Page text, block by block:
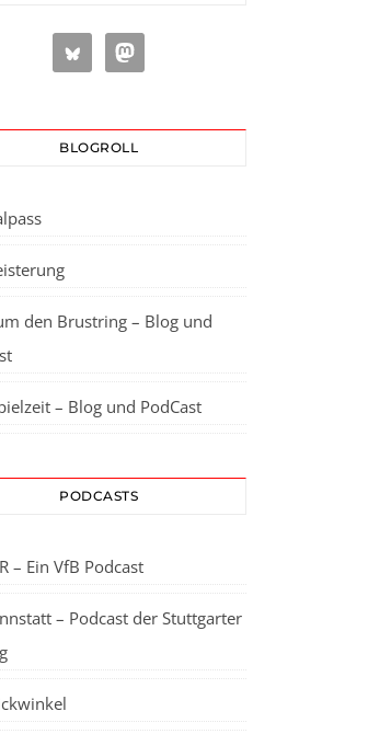
BLOGROLL
den Brustring – Blog und
– Blog und PodCast
PODCASTS
– Ein VfB Podcast
– Podcast der Stuttgarter